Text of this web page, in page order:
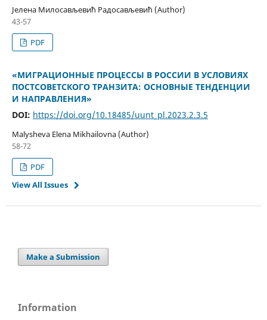
Јелена Милосављевић Радосављевић (Author)
43-57
PDF
«МИГРАЦИОННЫЕ ПРОЦЕССЫ В РОССИИ В УСЛОВИЯХ
ПОСТСОВЕТСКОГО ТРАНЗИТА: ОСНОВНЫЕ ТЕНДЕНЦИИ
И НАПРАВЛЕНИЯ»
DOI: https://doi.org/10.18485/uunt_pl.2023.2.3.5
Malysheva Elena Mikhailovna (Author)
58-72
PDF
View All Issues
Make a Submission
Information